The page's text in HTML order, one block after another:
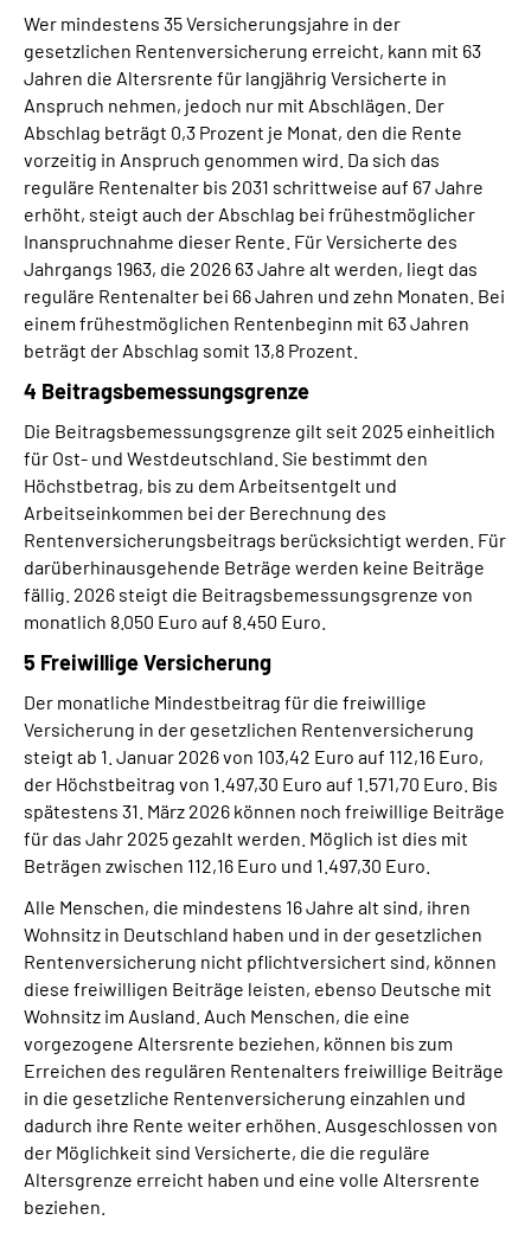
Wer mindestens 35 Versicherungsjahre in der
gesetzlichen Rentenversicherung erreicht, kann mit 63
Jahren die Altersrente für langjährig Versicherte in
Anspruch nehmen, jedoch nur mit Abschlägen. Der
Abschlag beträgt 0,3 Prozent je Monat, den die Rente
vorzeitig in Anspruch genommen wird. Da sich das
reguläre Rentenalter bis 2031 schrittweise auf 67 Jahre
erhöht, steigt auch der Abschlag bei frühestmöglicher
Inanspruchnahme dieser Rente. Für Versicherte des
Jahrgangs 1963, die 2026 63 Jahre alt werden, liegt das
reguläre Rentenalter bei 66 Jahren und zehn Monaten. Bei
einem frühestmöglichen Rentenbeginn mit 63 Jahren
beträgt der Abschlag somit 13,8 Prozent.
4 Beitragsbemessungsgrenze
Die Beitragsbemessungsgrenze gilt seit 2025 einheitlich
für Ost- und Westdeutschland. Sie bestimmt den
Höchstbetrag, bis zu dem Arbeitsentgelt und
Arbeitseinkommen bei der Berechnung des
Rentenversicherungsbeitrags berücksichtigt werden. Für
darüberhinausgehende Beträge werden keine Beiträge
fällig. 2026 steigt die Beitragsbemessungsgrenze von
monatlich 8.050 Euro auf 8.450 Euro.
5 Freiwillige Versicherung
Der monatliche Mindestbeitrag für die freiwillige
Versicherung in der gesetzlichen Rentenversicherung
steigt ab 1. Januar 2026 von 103,42 Euro auf 112,16 Euro,
der Höchstbeitrag von 1.497,30 Euro auf 1.571,70 Euro. Bis
spätestens 31. März 2026 können noch freiwillige Beiträge
für das Jahr 2025 gezahlt werden. Möglich ist dies mit
Beträgen zwischen 112,16 Euro und 1.497,30 Euro.
Alle Menschen, die mindestens 16 Jahre alt sind, ihren
Wohnsitz in Deutschland haben und in der gesetzlichen
Rentenversicherung nicht pflichtversichert sind, können
diese freiwilligen Beiträge leisten, ebenso Deutsche mit
Wohnsitz im Ausland. Auch Menschen, die eine
vorgezogene Altersrente beziehen, können bis zum
Erreichen des regulären Rentenalters freiwillige Beiträge
in die gesetzliche Rentenversicherung einzahlen und
dadurch ihre Rente weiter erhöhen. Ausgeschlossen von
der Möglichkeit sind Versicherte, die die reguläre
Altersgrenze erreicht haben und eine volle Altersrente
beziehen.